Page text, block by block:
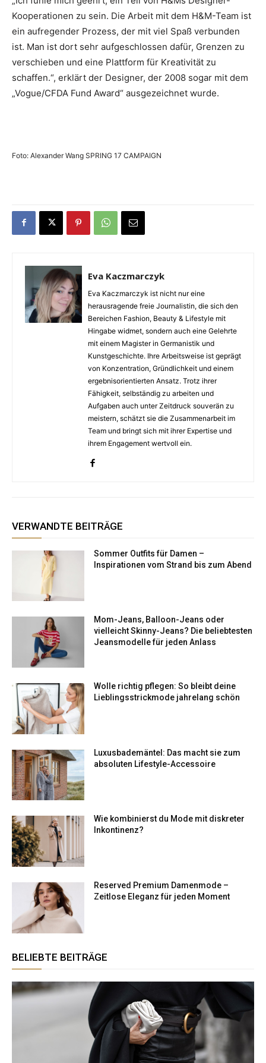
Kooperationen zu sein. Die Arbeit mit dem H&M-Team ist
ein aufregender Prozess, der mit viel Spaß verbunden
ist. Man ist dort sehr aufgeschlossen dafür, Grenzen zu
verschieben und eine Plattform für Kreativität zu
schaffen.“, erklärt der Designer, der 2008 sogar mit dem
„Vogue/CFDA Fund Award“ ausgezeichnet wurde.
Foto: Alexander Wang SPRING 17 CAMPAIGN
Eva Kaczmarczyk
Eva Kaczmarczyk ist nicht nur eine
herausragende freie Journalistin, die sich den
Bereichen Fashion, Beauty & Lifestyle mit
Hingabe widmet, sondern auch eine Gelehrte
mit einem Magister in Germanistik und
Kunstgeschichte. Ihre Arbeitsweise ist geprägt
von Konzentration, Gründlichkeit und einem
ergebnisorientierten Ansatz. Trotz ihrer
Fähigkeit, selbständig zu arbeiten und
Aufgaben auch unter Zeitdruck souverän zu
meistern, schätzt sie die Zusammenarbeit im
Team und bringt sich mit ihrer Expertise und
ihrem Engagement wertvoll ein.
VERWANDTE BEITRÄGE
Sommer Outfits für Damen –
Inspirationen vom Strand bis zum Abend
Mom-Jeans, Balloon-Jeans oder
vielleicht Skinny-Jeans? Die beliebtesten
Jeansmodelle für jeden Anlass
Wolle richtig pflegen: So bleibt deine
Lieblingsstrickmode jahrelang schön
Luxusbademäntel: Das macht sie zum
absoluten Lifestyle-Accessoire
Wie kombinierst du Mode mit diskreter
Inkontinenz?
Reserved Premium Damenmode –
Zeitlose Eleganz für jeden Moment
BELIEBTE BEITRÄGE